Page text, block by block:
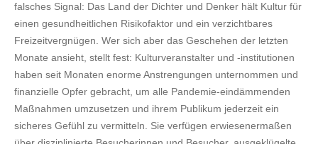
falsches Signal: Das Land der Dichter und Denker hält Kultur für
einen gesundheitlichen Risikofaktor und ein verzichtbares
Freizeitvergnügen. Wer sich aber das Geschehen der letzten
Monate ansieht, stellt fest: Kulturveranstalter und -institutionen
haben seit Monaten enorme Anstrengungen unternommen und
finanzielle Opfer gebracht, um alle Pandemie-eindämmenden
Maßnahmen umzusetzen und ihrem Publikum jederzeit ein
sicheres Gefühl zu vermitteln. Sie verfügen erwiesenermaßen